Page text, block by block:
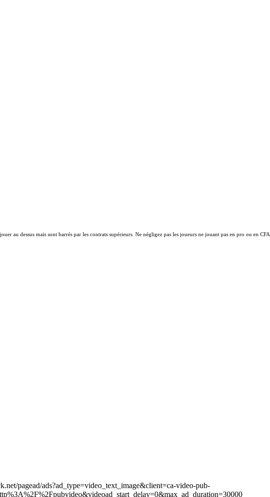
au dessus mais sont barrés par les contrats supérieurs. Ne négligez pas les joueurs ne jouant pas en pro ou en CFA.
pagead/ads?ad_type=video_text_image&client=ca-video-pub-